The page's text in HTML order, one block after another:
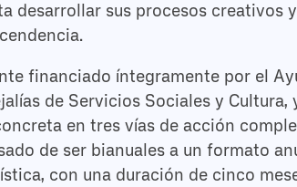
desarrollar sus procesos creativos
financiado íntegramente por el
de Servicios Sociales y
en tres vías de acción
de ser bianuales a un formato
con una duración de cinco